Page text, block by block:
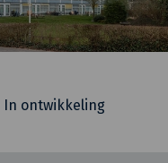
In ontwikkeling